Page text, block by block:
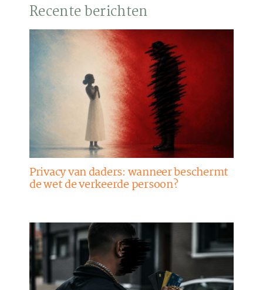
Recente berichten
Privacy van daders: wanneer beschermt
de wet de verkeerde persoon?